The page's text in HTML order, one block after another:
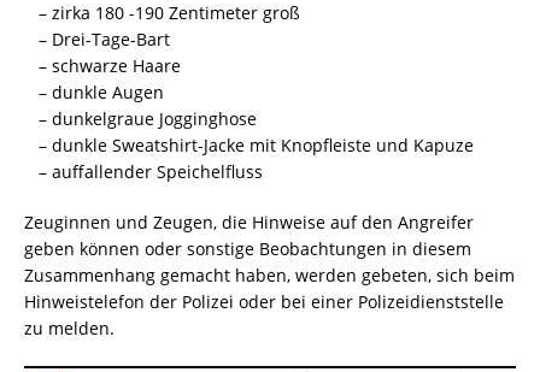
– zirka 180 -190 Zentimeter groß
– Drei-Tage-Bart
– schwarze Haare
– dunkle Augen
– dunkelgraue Jogginghose
– dunkle Sweatshirt-Jacke mit Knopfleiste und Kapuze
– auffallender Speichelfluss
Zeuginnen und Zeugen, die Hinweise auf den Angreifer
geben können oder sonstige Beobachtungen in diesem
Zusammenhang gemacht haben, werden gebeten, sich beim
Hinweistelefon der Polizei oder bei einer Polizeidienststelle
zu melden.